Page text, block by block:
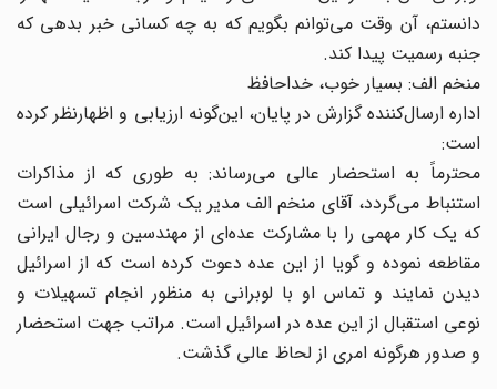
دانستم، آن وقت می‌توانم بگویم که به چه کسانی خبر بدهی که
جنبه رسمیت پیدا کند.
منخم الف: بسیار خوب، خداحافظ
اداره ارسال‌کننده گزارش در پایان، این‌گونه ارزیابی و اظهارنظر کرده
است:
محترماً به استحضار عالی می‌رساند: به طوری که از مذاکرات
استنباط می‌گردد، آقای منخم الف مدیر یک شرکت اسرائیلی است
که یک کار مهمی را با مشارکت عده‌ای از مهندسین و رجال ایرانی
مقاطعه نموده و گویا از این عده دعوت کرده است که از اسرائیل
دیدن نمایند و تماس او با لوبرانی به منظور انجام تسهیلات و
نوعی استقبال از این عده در اسرائیل است. مراتب جهت استحضار
و صدور هرگونه امری از لحاظ عالی گذشت.